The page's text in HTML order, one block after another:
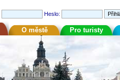
Heslo:
O městě Pro turisty